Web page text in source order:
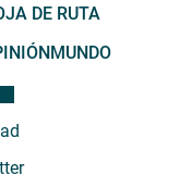
DE RUTA
MUNDO